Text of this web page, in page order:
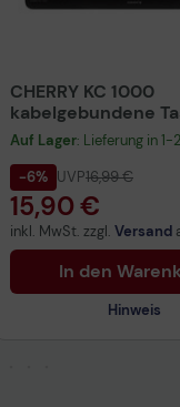
CHERRY KC 1000
kabelgebundene
QWERTZ DE -
Auf Lager: Lieferung in
-6% UVP16,99 €
15,90 €
inkl. MwSt. zzgl. Versand
In den
Hinweis